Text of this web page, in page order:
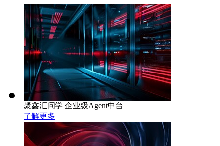
聚鑫汇问学 企业级Agent中台
了解更多